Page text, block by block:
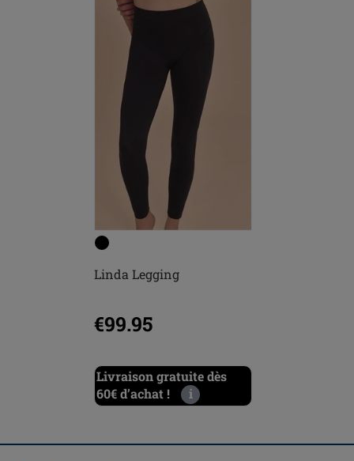
Linda Legging
€99.95
Livraison gratuite dès
60€ d’achat !
i